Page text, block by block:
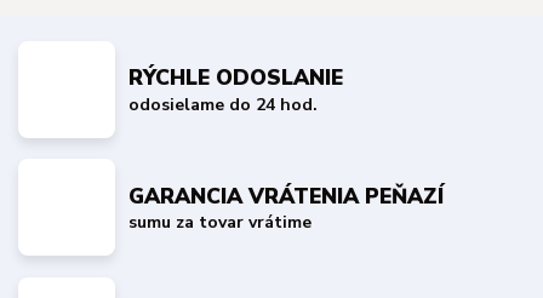
RÝCHLE ODOSLANIE
odosielame do 24 hod.
GARANCIA VRÁTENIA PEŇAZÍ
sumu za tovar vrátime